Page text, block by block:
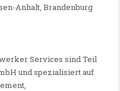
Anhalt, Brandenburg
Services sind Teil
und spezialisiert auf